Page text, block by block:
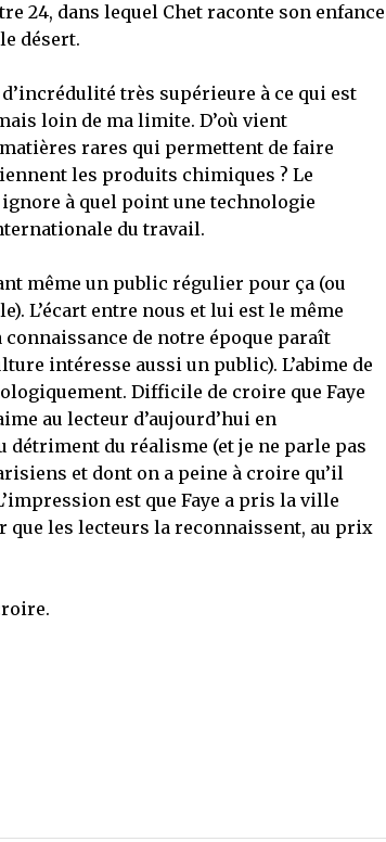
24, dans lequel Chet raconte son enfance
désert.
très supérieure à ce qui est
loin de ma limite. D’où vient
rares qui permettent de faire
les produits chimiques ? Le
à quel point une technologie
du travail.
même un public régulier pour ça (ou
L’écart entre nous et lui est le même
connaissance de notre époque paraît
intéresse aussi un public). L’abime de
Difficile de croire que Faye
au lecteur d’aujourd’hui en
détriment du réalisme (et je ne parle pas
et dont on a peine à croire qu’il
est que Faye a pris la ville
que les lecteurs la reconnaissent, au prix